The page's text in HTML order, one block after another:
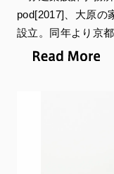
pod[2017]、⼤原の
設⽴。同年より京
⼈住宅の設計、町
ジャイシング・ナ